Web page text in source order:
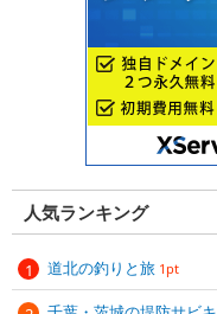
人気ランキング
道北の釣りと旅 1pt